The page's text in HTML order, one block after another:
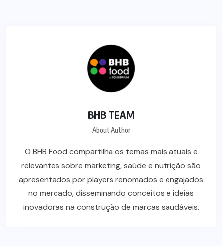
BHB TEAM
About Author
O BHB Food compartilha os temas mais atuais e
relevantes sobre marketing, saúde e nutrição são
apresentados por players renomados e engajados
no mercado, disseminando conceitos e ideias
inovadoras na construção de marcas saudáveis.